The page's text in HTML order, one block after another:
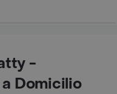
-
Domicilio